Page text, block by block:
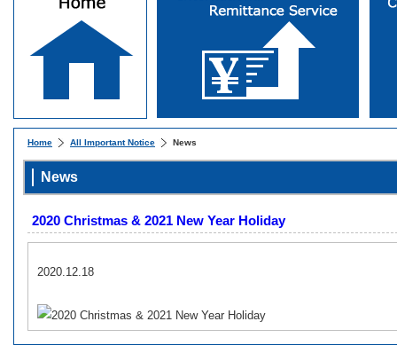
Home All Important Notice News
News
2020 Christmas & 2021 New Year Holiday
2020.12.18